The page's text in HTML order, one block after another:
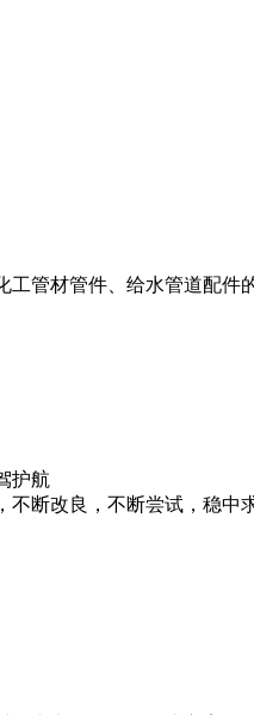
管材管件、给水管道配件
护航
断改良，不断尝试，稳中